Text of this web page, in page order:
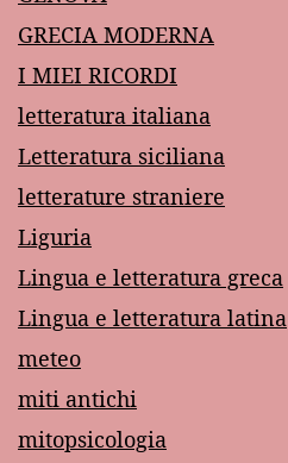
GRECIA MODERNA
I MIEI RICORDI
letteratura italiana
Letteratura siciliana
letterature straniere
Liguria
Lingua e letteratura greca
Lingua e letteratura latina
meteo
miti antichi
mitopsicologia